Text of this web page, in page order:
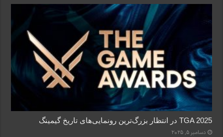
TGA 2025 در انتظار بزرگ‌ترین رونمایی‌های تاریخ گیمینگ
دسامبر 5, 2025